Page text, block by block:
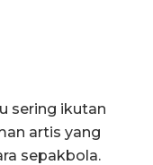
sering ikutan
artis yang
sepakbola.